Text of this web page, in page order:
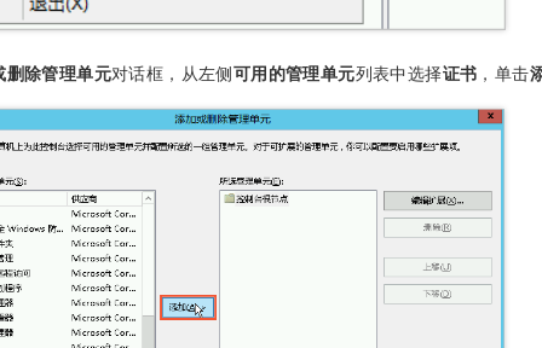
删除管理单元对话框，从左侧 可用的管理单元列表中选择证书 ，单击